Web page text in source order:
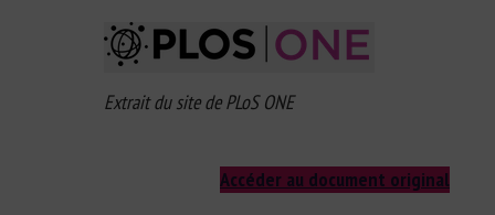
Extrait du site de PLoS ONE
Accéder au document original